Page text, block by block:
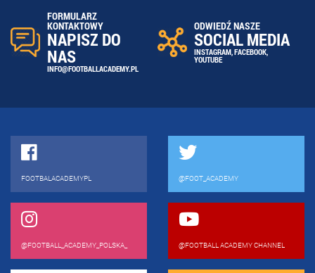
FORMULARZ
KONTAKTOWY
NAPISZ DO
NAS
INFO@FOOTBALLACADEMY.PL
ODWIEDŹ NASZE
SOCIAL MEDIA
INSTAGRAM,FACEBOOK,
YOUTUBE
FOOTBALACADEMYPL @FOOT_ACADEMY
@FOOTBALL_ACADEMY_POLSKA_ @FOOTBALL ACADEMY CHANNEL